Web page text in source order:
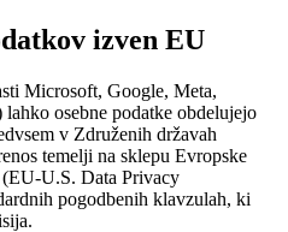
izven EU
Microsoft, Google, Meta,
osebne podatke obdelujejo
v Združenih državah
temelji na sklepu Evropske
U.S. Data Privacy
pogodbenih klavzulah, ki